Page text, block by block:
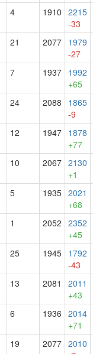
4 1910 2215
-33
21 2077 1979
-27
7 1937 1992
+65
24 2088
1865
-9
12 1947 1878
+77
10 2067 2130
+1
5 1935 2021
+68
1 2052 2352
+45
25 1945 1792
-43
13 2081
2011
+43
6 1936 2014
+71
19 2077 2010